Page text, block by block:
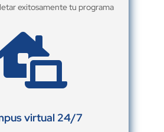
exitosamente tu programa
virtual 24/7